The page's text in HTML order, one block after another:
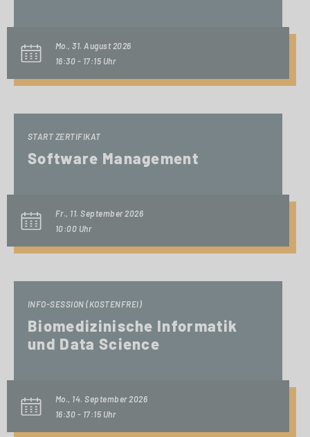
Mo., 31. August 2026
16:30 - 17:15 Uhr
START ZERTIFIKAT
Software Management
Fr., 11. September 2026
10:00 Uhr
INFO-SESSION (KOSTENFREI)
Biomedizinische Informatik
und Data Science
Mo., 14. September 2026
16:30 - 17:15 Uhr